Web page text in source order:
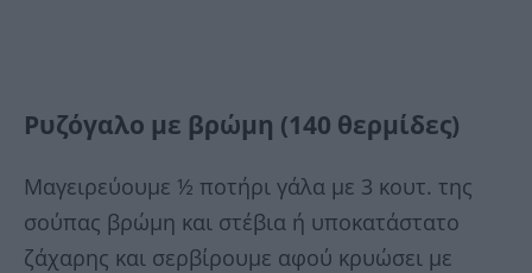
Ρυζόγαλο με βρώμη (140 θερμίδες)
Μαγειρεύουμε ½ ποτήρι γάλα με 3 κουτ. της
σούπας βρώμη και στέβια ή υποκατάστατο
ζάχαρης και σερβίρουμε αφού κρυώσει με